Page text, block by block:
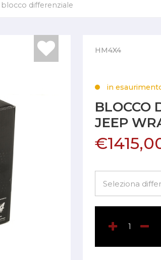
blocco differenziale
HM4X4
in
BLOCCO
JEEP